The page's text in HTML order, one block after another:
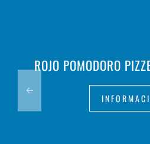
ROJO POMODORO